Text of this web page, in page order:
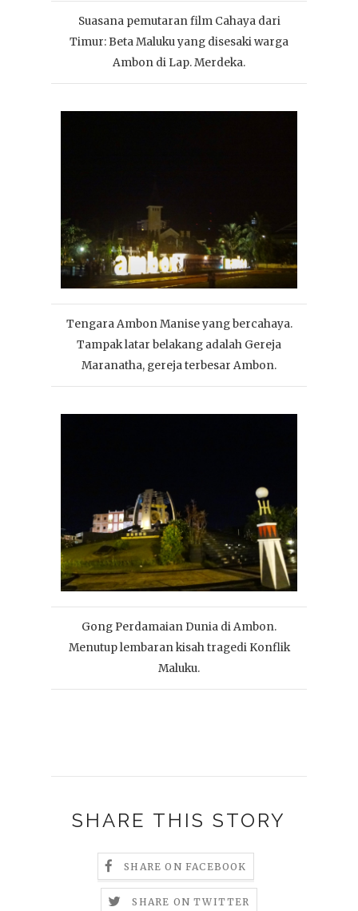
Suasana pemutaran film Cahaya dari
Timur: Beta Maluku yang disesaki warga
Ambon di Lap. Merdeka.
Tengara Ambon Manise yang bercahaya.
Tampak latar belakang adalah Gereja
Maranatha, gereja terbesar Ambon.
Gong Perdamaian Dunia di Ambon.
Menutup lembaran kisah tragedi Konflik
Maluku.
SHARE THIS STORY
SHARE ON FACEBOOK
SHARE ON TWITTER